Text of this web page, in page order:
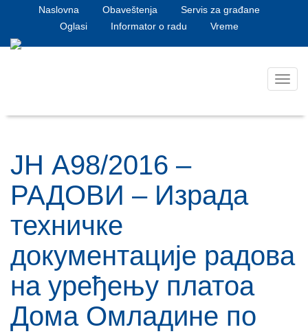
Naslovna Obaveštenja
Servis za građane
Oglasi
Informator o radu Vreme
ЈН А98/2016 –
РАДОВИ – Израда
техничке
документације радова
на уређењу платоа
Дома Омладине по